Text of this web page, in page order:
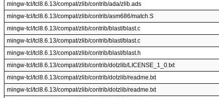
mingw-tcl/tcl8.6.13/compat/zlib/contrib/ada/zlib.ads
mingw-tcl/tcl8.6.13/compat/zlib/contrib/asm686/match.S
mingw-tcl/tcl8.6.13/compat/zlib/contrib/blast/blast.c
mingw-tcl/tcl8.6.13/compat/zlib/contrib/blast/blast.c
mingw-tcl/tcl8.6.13/compat/zlib/contrib/blast/blast.h
mingw-tcl/tcl8.6.13/compat/zlib/contrib/dotzlib/LICENSE_1_0.txt
mingw-tcl/tcl8.6.13/compat/zlib/contrib/dotzlib/readme.txt
mingw-tcl/tcl8.6.13/compat/zlib/contrib/dotzlib/readme.txt